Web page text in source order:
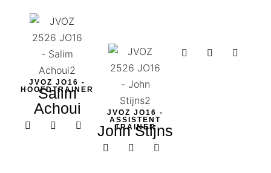
JVOZ JO16 -
HOOFDTRAINER
Salim
Achoui
JVOZ JO16 -
ASSISTENT
TRAINER
John Stijns